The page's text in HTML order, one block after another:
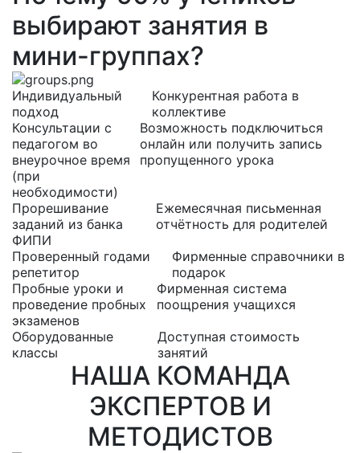
выбирают занятия в
мини-группах?
Индивидуальный
подход
Конкурентная работа в
коллективе
Консультации с
педагогом во
внеурочное время
(при
необходимости)
Возможность подключиться
онлайн или получить запись
пропущенного урока
Прорешивание
заданий из банка
ФИПИ
Ежемесячная письменная
отчётность для родителей
Проверенный годами
репетитор
Фирменные справочники в
подарок
Пробные уроки и
проведение пробных
экзаменов
Фирменная система
поощрения учащихся
Оборудованные
классы
Доступная стоимость
занятий
НАША КОМАНДА
ЭКСПЕРТОВ И
МЕТОДИСТОВ